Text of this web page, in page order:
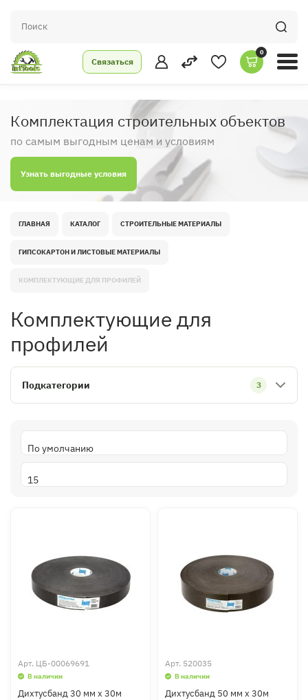
Связаться
0
Комплектация строительных объектов
по самым выгодным ценам и условиям
Узнать выгодные условия
ГЛАВНАЯ КАТАЛОГ СТРОИТЕЛЬНЫЕ МАТЕРИАЛЫ
ГИПСОКАРТОН И ЛИСТОВЫЕ МАТЕРИАЛЫ
КОМПЛЕКТУЮЩИЕ ДЛЯ ПРОФИЛЕЙ
Комплектующие для
профилей
Подкатегории 3
Арт. ЦБ-00069691
В наличии
Дихтусбанд 30 мм х 30м
Арт. 520035
В наличии
Дихтусбанд 50 мм х 30м